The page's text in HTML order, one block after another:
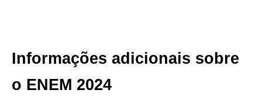
Informações adicionais sobre
o ENEM 2024